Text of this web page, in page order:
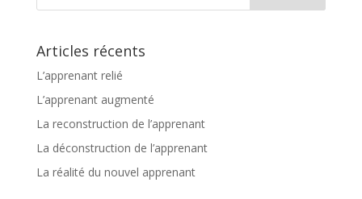
Articles récents
L’apprenant relié
L’apprenant augmenté
La reconstruction de l’apprenant
La déconstruction de l’apprenant
La réalité du nouvel apprenant